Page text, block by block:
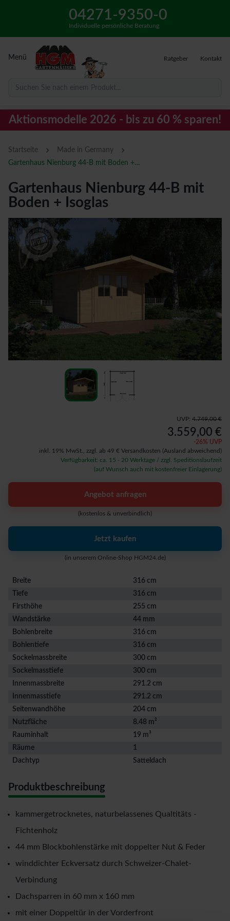
04271-9350-0
Individuelle persönliche Beratung
Menü Ratgeber Kontakt
Suchen Sie nach einem Produkt...
Aktionsmodelle 2026 - bis zu 60 % sparen!
Startseite › Made in Germany ›
Gartenhaus Nienburg 44-B mit Boden + Isoglas
Gartenhaus Nienburg 44-B mit
Boden + Isoglas
UVP: 4.749,00 €
3.559,00 €
-26% UVP
inkl. 19% MwSt., zzgl. ab 49 € Versandkosten (Ausland abweichend)
Verfügbarkeit: ca. 15 - 20 Werktage / zzgl. Speditionslaufzeit
(auf Wunsch auch mit kostenfreier Einlagerung)
Angebot anfragen
(kostenlos & unverbindlich)
Jetzt kaufen
(in unserem Online-Shop HGM24.de)
Breite
316 cm
Tiefe
316 cm
Firsthöhe
255 cm
Wandstärke
44 mm
Bohlenbreite
316 cm
Bohlentiefe
316 cm
Sockelmassbreite
300 cm
Sockelmasstiefe
300 cm
Innenmassbreite
291.2 cm
Innenmasstiefe
291.2 cm
Seitenwandhöhe
204 cm
Nutzfläche
8.48 m²
Rauminhalt
19 m³
Räume
1
Dachtyp
Satteldach
Produktbeschreibung
kammergetrocknetes, naturbelassenes Qualtitäts -
Fichtenholz
44 mm Blockbohlenstärke mit doppelter Nut & Feder
winddichter Eckversatz durch Schweizer-Chalet-
Verbindung
Dachsparren in 60 mm x 160 mm
mit einer Doppeltür in der Vorderfront